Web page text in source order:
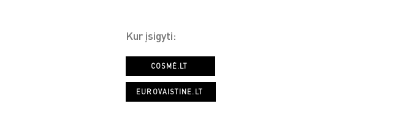
Kur įsigyti:
COSMÉ.LT
EUROVAISTINE.LT